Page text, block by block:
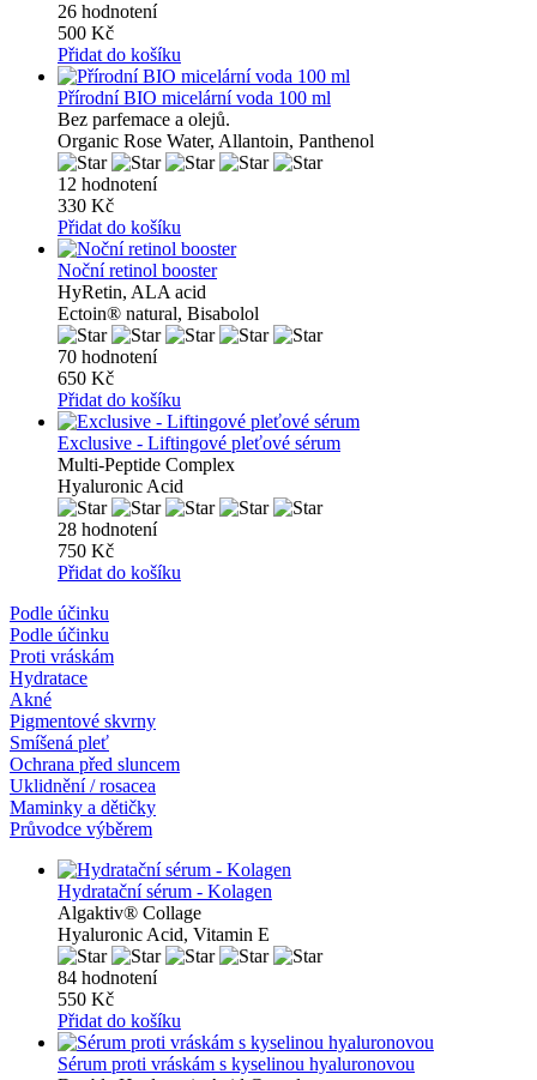
26 hodnotení
500 Kč
Přidat do košíku
Přírodní BIO micelární voda 100 ml
Bez parfemace a olejů.
Organic Rose Water, Allantoin, Panthenol
12 hodnotení
330 Kč
Přidat do košíku
Noční retinol booster
HyRetin, ALA acid
Ectoin® natural, Bisabolol
70 hodnotení
650 Kč
Přidat do košíku
Exclusive - Liftingové pleťové sérum
Multi-Peptide Complex
Hyaluronic Acid
28 hodnotení
750 Kč
Přidat do košíku
Podle účinku
Podle účinku
Proti vráskám
Hydratace
Akné
Pigmentové skvrny
Smíšená pleť
Ochrana před sluncem
Uklidnění / rosacea
Maminky a dětičky
Průvodce výběrem
Hydratační sérum - Kolagen
Algaktiv® Collage
Hyaluronic Acid, Vitamin E
84 hodnotení
550 Kč
Přidat do košíku
Sérum proti vráskám s kyselinou hyaluronovou